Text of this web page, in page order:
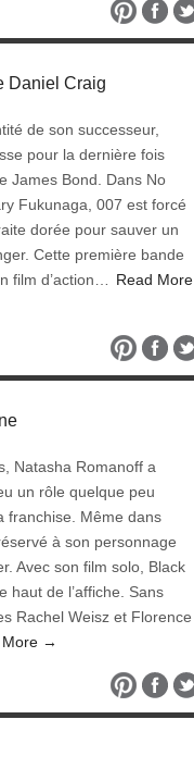
Daniel Craig
de son successeur,
pour la dernière fois
James Bond. Dans No
Fukunaga, 007 est forcé
dorée pour sauver un
Cette première bande
film d’action…
Read More
Natasha Romanoff a
un rôle quelque peu
franchise. Même dans
à son personnage
Avec son film solo, Black
haut de l’affiche. Sans
Rachel Weisz et Florence
More →